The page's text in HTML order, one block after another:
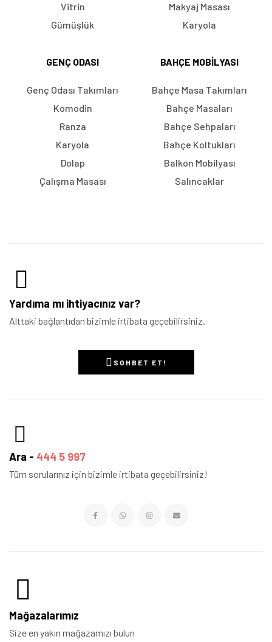
Vitrin
Gümüşlük
Makyaj Masası
Karyola
GENÇ ODASI
Genç Odası Takımları
Komodin
Ranza
Karyola
Dolap
Çalışma Masası
BAHÇE MOBILYASI
Bahçe Masa Takımları
Bahçe Masaları
Bahçe Sehpaları
Bahçe Koltukları
Balkon Mobilyası
Salıncaklar
Yardıma mı ihtiyacınız var?
Alttaki bağlantıdan bizimle irtibata geçebilirsiniz.
SOHBET ET!
Ara - 444 5 997
Tüm sorularınız için bizimle irtibata geçebilirsiniz!
Mağazalarımız
Size en yakın mağazamızı bulun